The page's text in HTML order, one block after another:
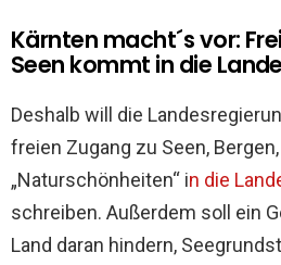
Kärnten macht´s vor:
Seen kommt in die
Deshalb will die
freien Zugang zu Seen,
„Naturschönheiten“ in die
schreiben. Außerdem soll ein
Land daran hindern,